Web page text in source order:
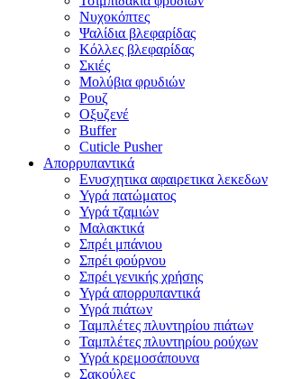
Νυχοκόπτες
Ψαλίδια βλεφαρίδας
Κόλλες βλεφαρίδας
Σκιές
Μολύβια φρυδιών
Ρουζ
Οξυζενέ
Buffer
Cuticle Pusher
Απορρυπαντικά
Eνυσχητικα αφαιρετικα λεκεδων
Υγρά πατώματος
Υγρά τζαμιών
Μαλακτικά
Σπρέι μπάνιου
Σπρέι φούρνου
Σπρέι γενικής χρήσης
Υγρά απορρυπαντικά
Υγρά πιάτων
Ταμπλέτες πλυντηρίου πιάτων
Ταμπλέτες πλυντηρίου ρούχων
Υγρά κρεμοσάπουνα
Σακούλες